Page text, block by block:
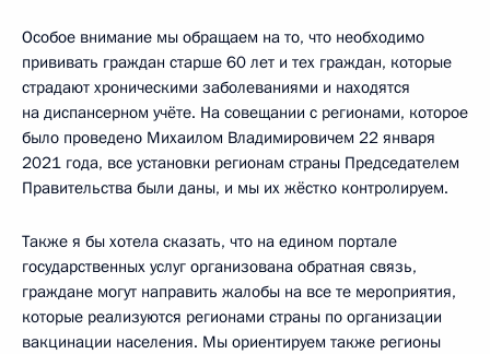
Особое внимание мы обращаем на то, что необходимо
прививать граждан старше 60 лет и тех граждан, которые
страдают хроническими заболеваниями и находятся
на диспансерном учёте. На совещании с регионами, которое
было проведено Михаилом Владимировичем 22 января
2021 года, все установки регионам страны Председателем
Правительства были даны, и мы их жёстко контролируем.
Также я бы хотела сказать, что на едином портале
государственных услуг организована обратная связь,
граждане могут направить жалобы на все те мероприятия,
которые реализуются регионами страны по организации
вакцинации населения. Мы ориентируем также регионы